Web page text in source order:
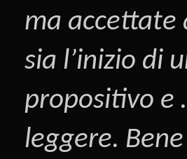
ma accettate
sia l’inizio di
propositivo e
leggere.